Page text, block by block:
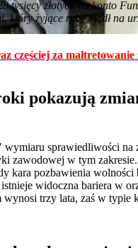
tysięcy złotych na konto
który żyjące ryby kładł na
częściej za
pokazują
sprawiedliwości na
zawodowej w tym
kara pozbawienia
widoczna bariera w
trzy lata, zaś w